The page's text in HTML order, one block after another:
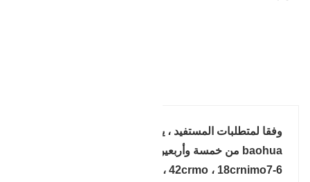
وفقا لمتطلبات المستفيد ، يمكن تصنيع رأس أسطوانة